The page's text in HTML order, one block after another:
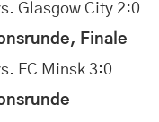
Glasgow City 2:0
Finale
FC Minsk 3:0